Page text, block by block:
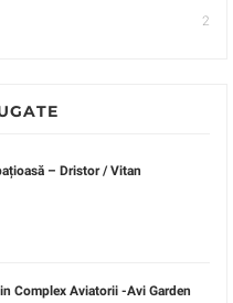
2
– Dristor / Vitan
Complex Aviatorii -Avi Garden